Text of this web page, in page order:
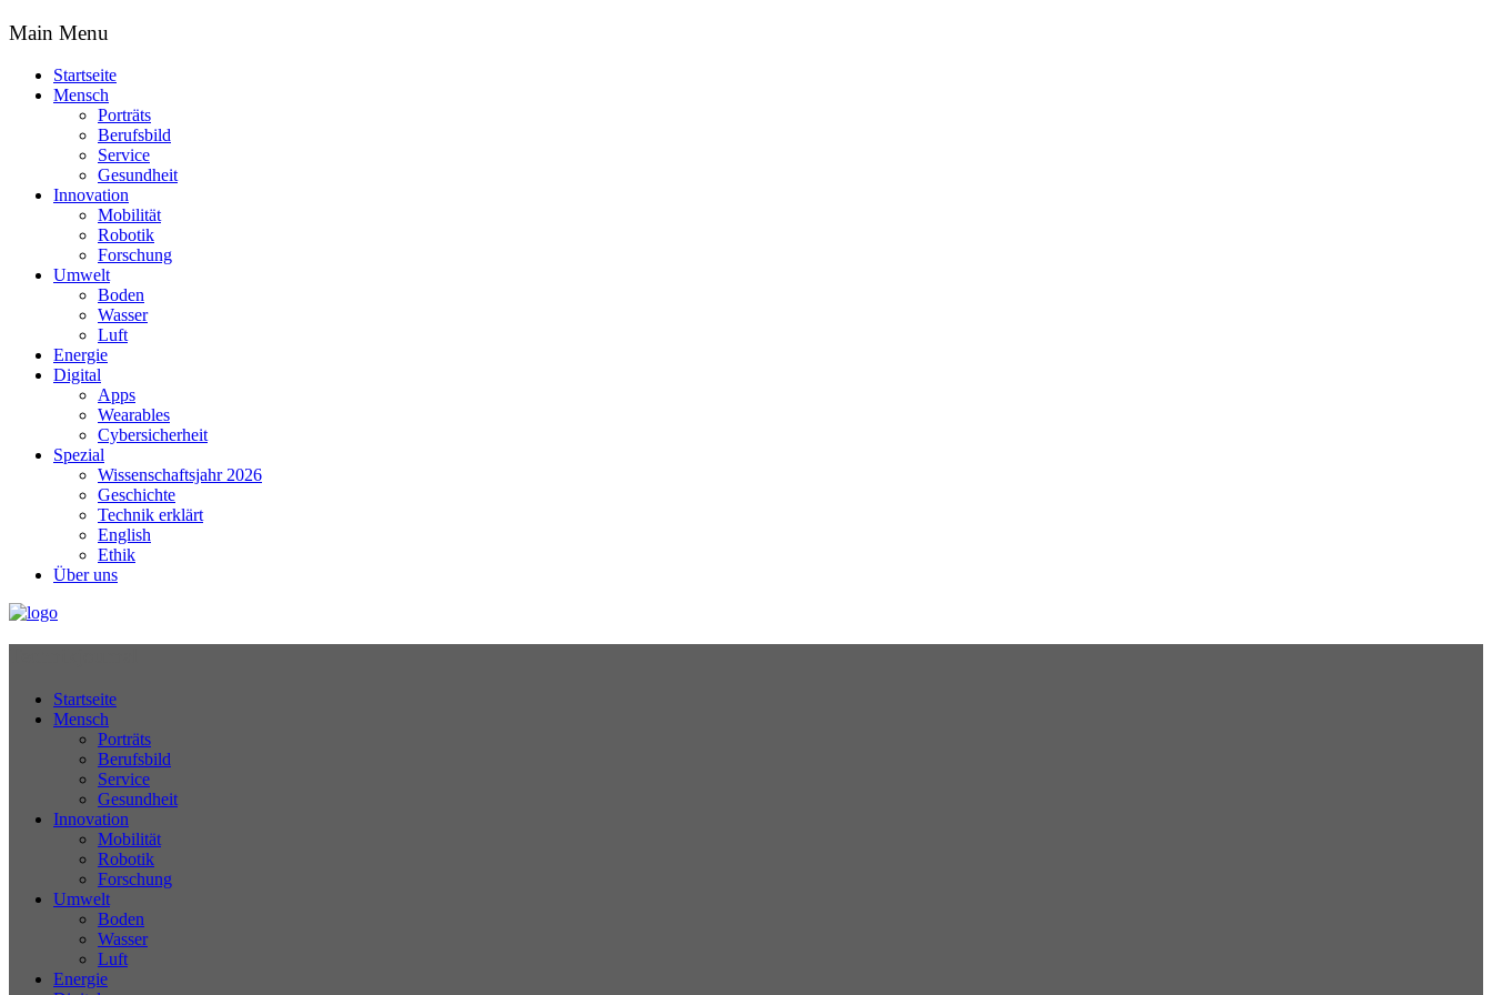
Main Menu
Startseite
Mensch
Porträts
Berufsbild
Service
Gesundheit
Innovation
Mobilität
Robotik
Forschung
Umwelt
Boden
Wasser
Luft
Energie
Digital
Apps
Wearables
Cybersicherheit
Spezial
Wissenschaftsjahr 2026
Geschichte
Technik erklärt
English
Ethik
Über uns
Startseite
Mensch
Porträts
Berufsbild
Service
Gesundheit
Innovation
Mobilität
Robotik
Forschung
Umwelt
Boden
Wasser
Luft
Energie